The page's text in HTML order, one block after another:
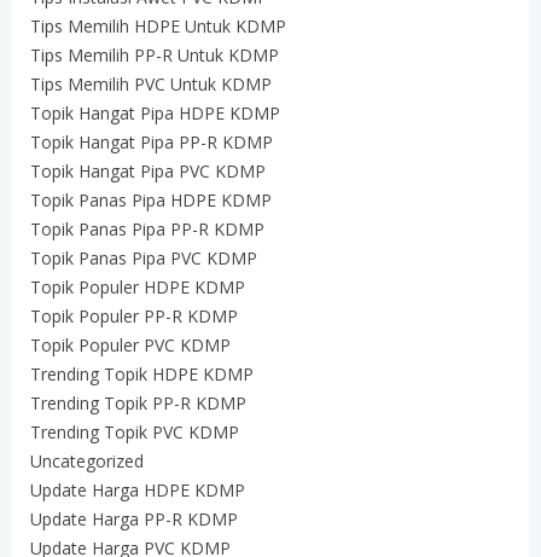
Tips Memilih HDPE Untuk KDMP
Tips Memilih PP-R Untuk KDMP
Tips Memilih PVC Untuk KDMP
Topik Hangat Pipa HDPE KDMP
Topik Hangat Pipa PP-R KDMP
Topik Hangat Pipa PVC KDMP
Topik Panas Pipa HDPE KDMP
Topik Panas Pipa PP-R KDMP
Topik Panas Pipa PVC KDMP
Topik Populer HDPE KDMP
Topik Populer PP-R KDMP
Topik Populer PVC KDMP
Trending Topik HDPE KDMP
Trending Topik PP-R KDMP
Trending Topik PVC KDMP
Uncategorized
Update Harga HDPE KDMP
Update Harga PP-R KDMP
Update Harga PVC KDMP